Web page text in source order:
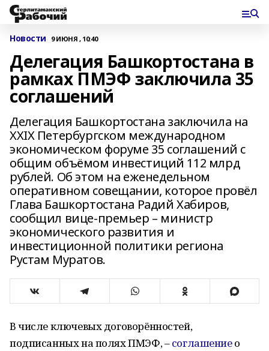
Новости 9 ИЮНЯ , 10:40
Делегация Башкортостана в
рамках ПМЭФ заключила 35
соглашений
Делегация Башкортостана заключила на
XXIX Петербургском международном
экономическом форуме 35 соглашений с
общим объёмом инвестиций 112 млрд
рублей. Об этом на еженедельном
оперативном совещании, которое провёл
Глава Башкортостана Радий Хабиров,
сообщил вице-премьер – министр
экономического развития и
инвестиционной политики региона
Рустам Муратов.
В числе ключевых договорённостей,
подписанных на полях ПМЭФ, –соглашениео